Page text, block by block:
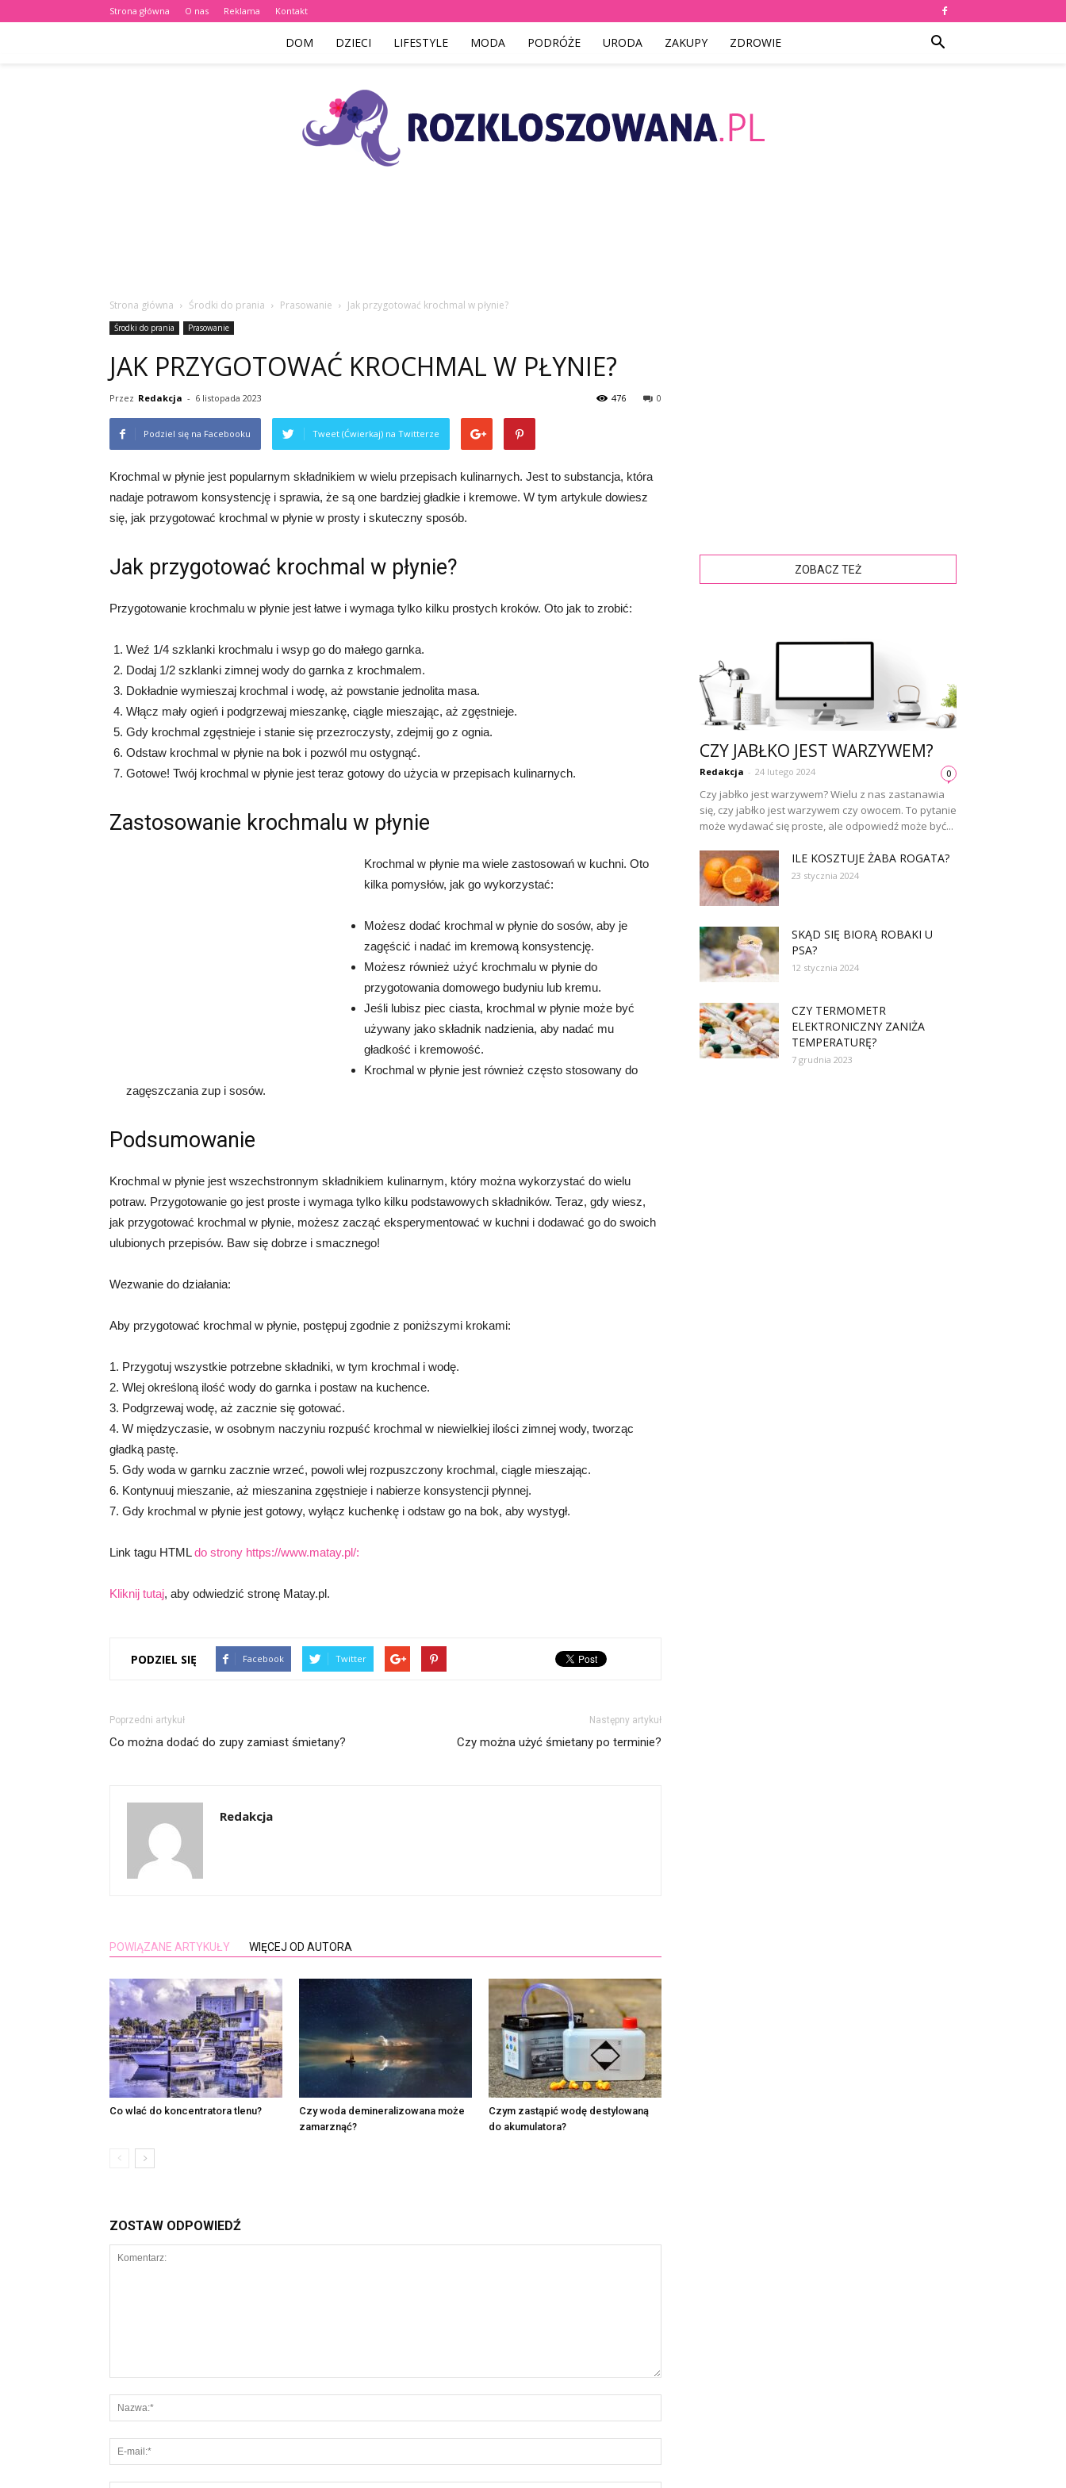
Strona główna O nas Reklama Kontakt
DOM DZIECI LIFESTYLE MODA PODRÓŻE URODA ZAKUPY ZDROWIE
Strona główna Środki do prania Prasowanie Jak przygotować krochmal w płynie?
Środki do prania Prasowanie
JAK PRZYGOTOWAĆ KROCHMAL W PŁYNIE?
Przez Redakcja - 6 listopada 2023 0
476
Podziel się na Facebooku Tweet (Ćwierkaj) na Twitterze
Krochmal w płynie jest popularnym składnikiem w wielu przepisach kulinarnych. Jest to substancja, która
nadaje potrawom konsystencję i sprawia, że są one bardziej gładkie i kremowe. W tym artykule dowiesz
się, jak przygotować krochmal w płynie w prosty i skuteczny sposób.
Jak przygotować krochmal w płynie?
Przygotowanie krochmalu w płynie jest łatwe i wymaga tylko kilku prostych kroków. Oto jak to zrobić:
Weź 1/4 szklanki krochmalu i wsyp go do małego garnka.
Dodaj 1/2 szklanki zimnej wody do garnka z krochmalem.
Dokładnie wymieszaj krochmal i wodę, aż powstanie jednolita masa.
Włącz mały ogień i podgrzewaj mieszankę, ciągle mieszając, aż zgęstnieje.
Gdy krochmal zgęstnieje i stanie się przezroczysty, zdejmij go z ognia.
Odstaw krochmal w płynie na bok i pozwól mu ostygnąć.
Gotowe! Twój krochmal w płynie jest teraz gotowy do użycia w przepisach kulinarnych.
Zastosowanie krochmalu w płynie
Krochmal w płynie ma wiele zastosowań w kuchni. Oto
kilka pomysłów, jak go wykorzystać:
Możesz dodać krochmal w płynie do sosów, aby je
zagęścić i nadać im kremową konsystencję.
Możesz również użyć krochmalu w płynie do
przygotowania domowego budyniu lub kremu.
Jeśli lubisz piec ciasta, krochmal w płynie może być
używany jako składnik nadzienia, aby nadać mu
gładkość i kremowość.
Krochmal w płynie jest również często stosowany do
zagęszczania zup i sosów.
Podsumowanie
Krochmal w płynie jest wszechstronnym składnikiem kulinarnym, który można wykorzystać do wielu
potraw. Przygotowanie go jest proste i wymaga tylko kilku podstawowych składników. Teraz, gdy wiesz,
jak przygotować krochmal w płynie, możesz zacząć eksperymentować w kuchni i dodawać go do swoich
ulubionych przepisów. Baw się dobrze i smacznego!
Wezwanie do działania:
Aby przygotować krochmal w płynie, postępuj zgodnie z poniższymi krokami:
1. Przygotuj wszystkie potrzebne składniki, w tym krochmal i wodę.
2. Wlej określoną ilość wody do garnka i postaw na kuchence.
3. Podgrzewaj wodę, aż zacznie się gotować.
4. W międzyczasie, w osobnym naczyniu rozpuść krochmal w niewielkiej ilości zimnej wody, tworząc
gładką pastę.
5. Gdy woda w garnku zacznie wrzeć, powoli wlej rozpuszczony krochmal, ciągle mieszając.
6. Kontynuuj mieszanie, aż mieszanina zgęstnieje i nabierze konsystencji płynnej.
7. Gdy krochmal w płynie jest gotowy, wyłącz kuchenkę i odstaw go na bok, aby wystygł.
Link tagu HTMLdo strony https://www.matay.pl/:
Kliknij tutaj, aby odwiedzić stronę Matay.pl.
PODZIEL SIĘ Facebook Twitter
Poprzedni artykuł
Co można dodać do zupy zamiast śmietany?
Następny artykuł
Czy można użyć śmietany po terminie?
Redakcja
POWIĄZANE ARTYKUŁY WIĘCEJ OD AUTORA
Co wlać do koncentratora tlenu?
Czy woda demineralizowana może
zamarznąć?
Czym zastąpić wodę destylowaną
do akumulatora?
ZOSTAW ODPOWIEDŹ
ZOBACZ TEŻ
CZY JABŁKO JEST WARZYWEM?
Redakcja - 24 lutego 2024 0
Czy jabłko jest warzywem? Wielu z nas zastanawia
się, czy jabłko jest warzywem czy owocem. To pytanie
może wydawać się proste, ale odpowiedź może być...
ILE KOSZTUJE ŻABA ROGATA?
23 stycznia 2024
SKĄD SIĘ BIORĄ ROBAKI U
PSA?
12 stycznia 2024
CZY TERMOMETR
ELEKTRONICZNY ZANIŻA
TEMPERATURĘ?
7 grudnia 2023